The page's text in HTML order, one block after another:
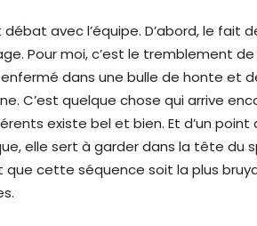
avec l’équipe. D’abord, le fait
Pour moi, c’est le tremblement
enfermé dans une bulle de honte et
C’est quelque chose qui arrive
existe bel et bien. Et d’un
elle sert à garder dans la tête du
que cette séquence soit la plus